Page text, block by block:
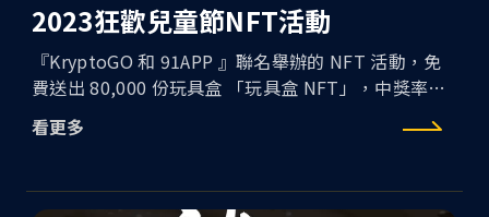
2023狂歡兒童節NFT活動
『KryptoGO 和 91APP 』聯名舉辦的 NFT 活動，免
費送出 80,000 份玩具盒 「玩具盒 NFT」，中獎率高
達 100%， 可至品牌官網換優惠，品牌包括『野獸
國、萬年東海模型、Norns、快車肉乾和歐可茶葉（最
PS5 和 AirPods 等多項大禮之抽獎資格。
看更多